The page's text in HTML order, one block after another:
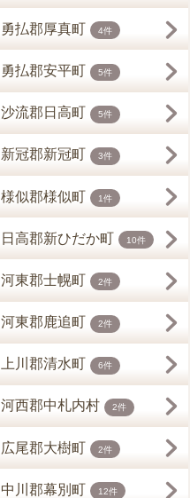
勇払郡厚真町 4件
勇払郡安平町 5件
沙流郡日高町 5件
新冠郡新冠町 3件
様似郡様似町 1件
日高郡新ひだか町 10件
河東郡士幌町 2件
河東郡鹿追町 2件
上川郡清水町 6件
河西郡中札内村 2件
広尾郡大樹町 2件
中川郡幕別町 12件